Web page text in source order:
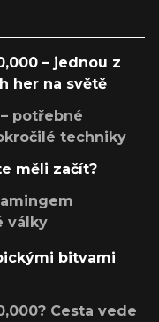
– jednou z
her na světě
potřebné
techniky
měli začít?
války
bitvami
Cesta vede